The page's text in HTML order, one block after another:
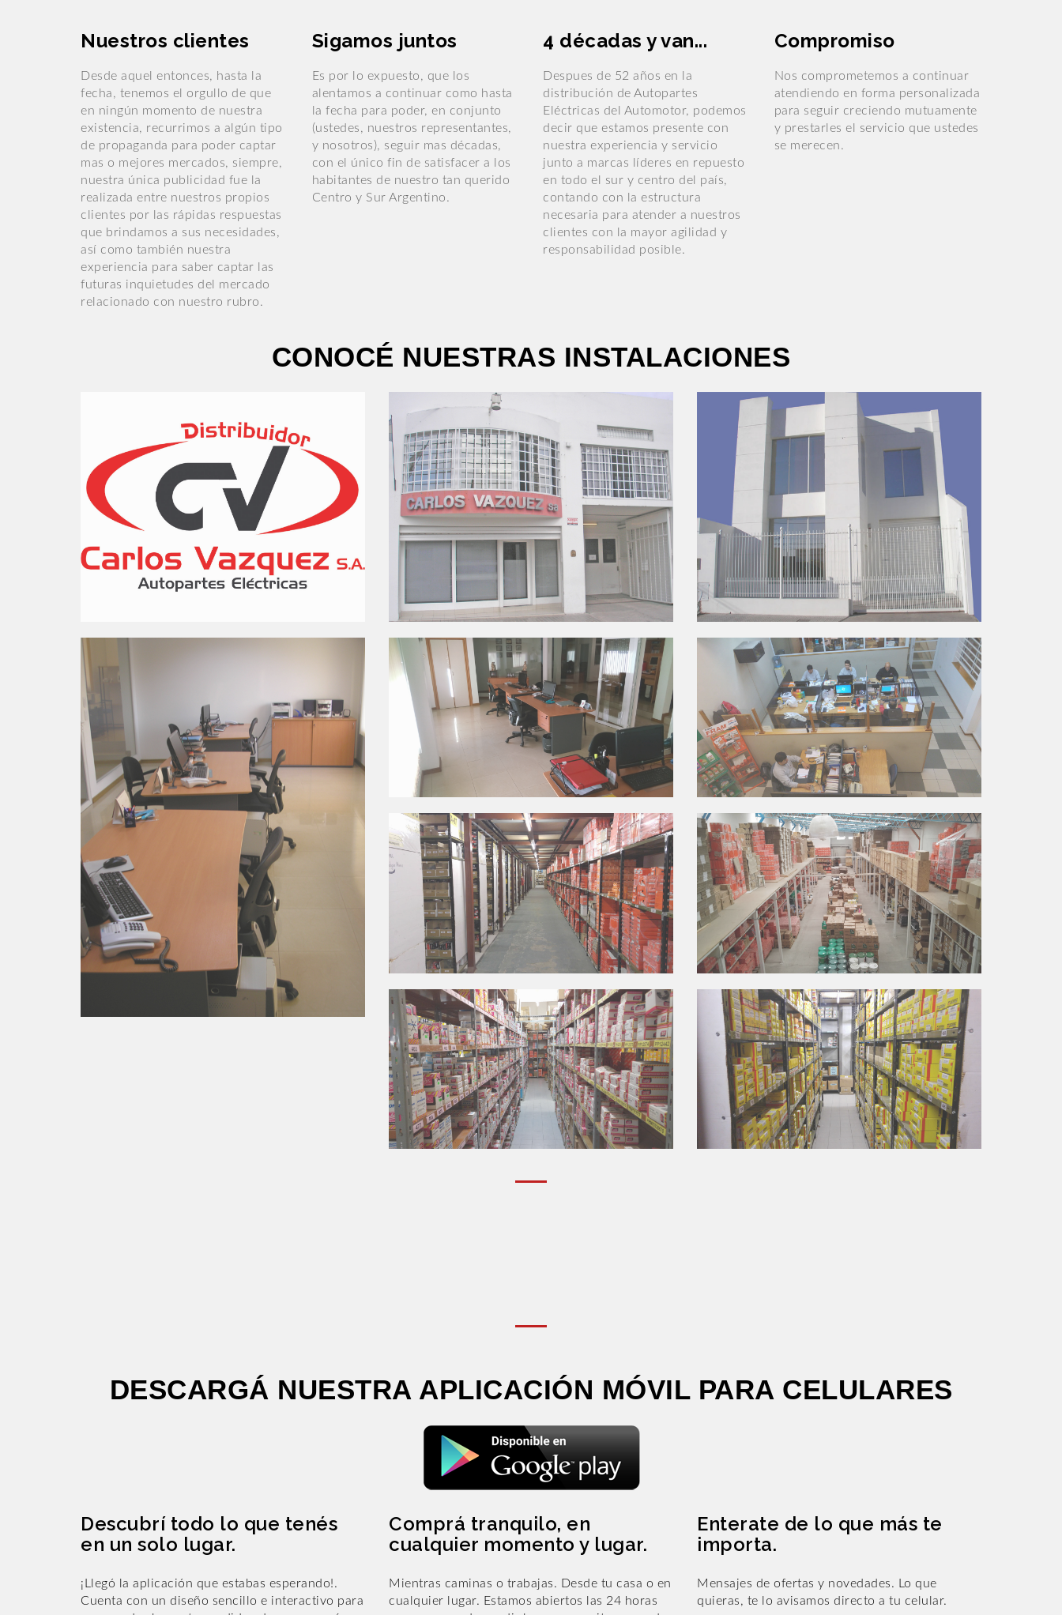
Nuestros clientes
Desde aquel entonces, hasta la
fecha, tenemos el orgullo de que
en ningún momento de nuestra
existencia, recurrimos a algún tipo
de propaganda para poder captar
mas o mejores mercados, siempre,
nuestra única publicidad fue la
realizada entre nuestros propios
clientes por las rápidas respuestas
que brindamos a sus necesidades,
así como también nuestra
experiencia para saber captar las
futuras inquietudes del mercado
relacionado con nuestro rubro.
Sigamos juntos
Es por lo expuesto, que los
alentamos a continuar como hasta
la fecha para poder, en conjunto
(ustedes, nuestros representantes,
y nosotros), seguir mas décadas,
con el único fin de satisfacer a los
habitantes de nuestro tan querido
Centro y Sur Argentino.
4 décadas y van...
Despues de 52 años en la
distribución de Autopartes
Eléctricas del Automotor, podemos
decir que estamos presente con
nuestra experiencia y servicio
junto a marcas líderes en repuesto
en todo el sur y centro del país,
contando con la estructura
necesaria para atender a nuestros
clientes con la mayor agilidad y
responsabilidad posible.
Compromiso
Nos comprometemos a continuar
atendiendo en forma personalizada
para seguir creciendo mutuamente
y prestarles el servicio que ustedes
se merecen.
CONOCÉ NUESTRAS INSTALACIONES
DESCARGÁ NUESTRA APLICACIÓN MÓVIL PARA CELULARES
Descubrí todo lo que tenés
en un solo lugar.
¡Llegó la aplicación que estabas esperando!.
Cuenta con un diseño sencillo e interactivo para
Comprá tranquilo, en
cualquier momento y lugar.
Mientras caminas o trabajas. Desde tu casa o en
cualquier lugar. Estamos abiertos las 24 horas
Enterate de lo que más te
importa.
Mensajes de ofertas y novedades. Lo que
quieras, te lo avisamos directo a tu celular.